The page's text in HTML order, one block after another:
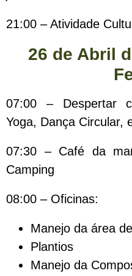
21:00 – Atividade
26 de Abril
07:00 – Despertar
Yoga, Dança Circular,
07:30 – Café da
Camping
08:00 – Oficinas:
Manejo da área
Plantios
Manejo da